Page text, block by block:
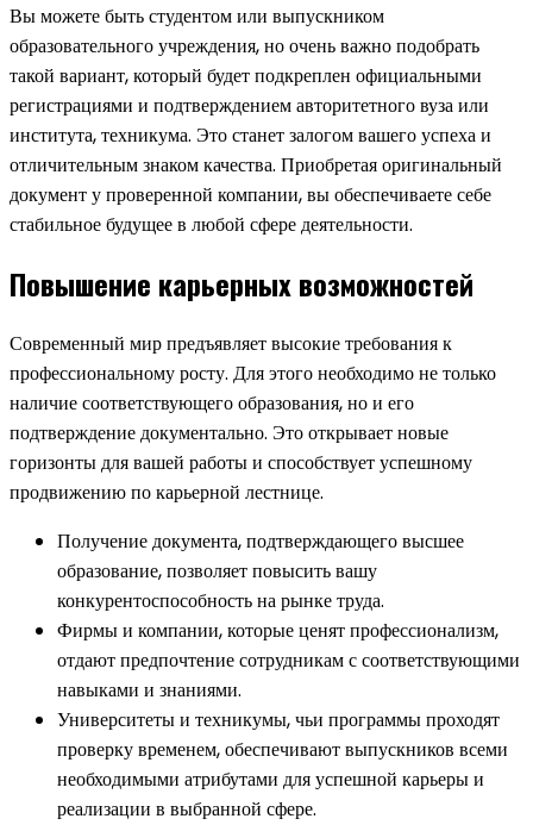
Вы можете быть студентом или выпускником
образовательного учреждения, но очень важно подобрать
такой вариант, который будет подкреплен официальными
регистрациями и подтверждением авторитетного вуза или
института, техникума. Это станет залогом вашего успеха и
отличительным знаком качества. Приобретая оригинальный
документ у проверенной компании, вы обеспечиваете себе
стабильное будущее в любой сфере деятельности.
Повышение карьерных возможностей
Современный мир предъявляет высокие требования к
профессиональному росту. Для этого необходимо не только
наличие соответствующего образования, но и его
подтверждение документально. Это открывает новые
горизонты для вашей работы и способствует успешному
продвижению по карьерной лестнице.
Получение документа, подтверждающего высшее
образование, позволяет повысить вашу
конкурентоспособность на рынке труда.
Фирмы и компании, которые ценят профессионализм,
отдают предпочтение сотрудникам с соответствующими
навыками и знаниями.
Университеты и техникумы, чьи программы проходят
проверку временем, обеспечивают выпускников всеми
необходимыми атрибутами для успешной карьеры и
реализации в выбранной сфере.